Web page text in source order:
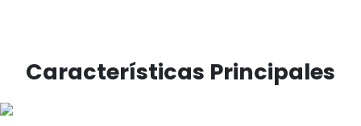
Características Principales